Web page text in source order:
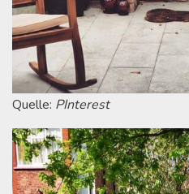
Quelle: PInterest